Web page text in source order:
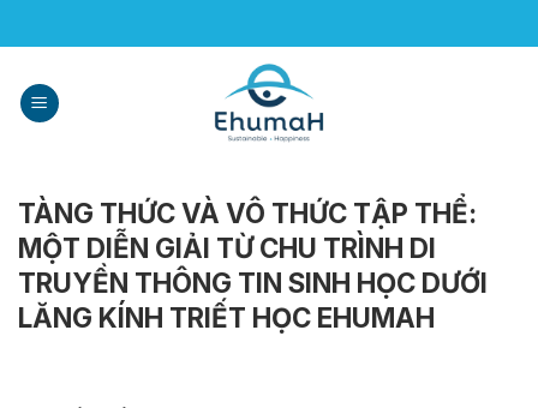
to
TÀNG THỨC VÀ VÔ THỨC TẬP THỂ:
MỘT DIỄN GIẢI TỪ CHU TRÌNH DI
TRUYỀN THÔNG TIN SINH HỌC DƯỚI
LĂNG KÍNH TRIẾT HỌC EHUMAH